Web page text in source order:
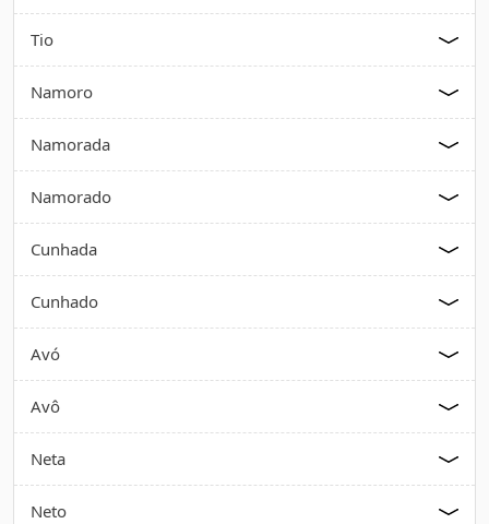
Tio
Namoro
Namorada
Namorado
Cunhada
Cunhado
Avó
Avô
Neta
Neto